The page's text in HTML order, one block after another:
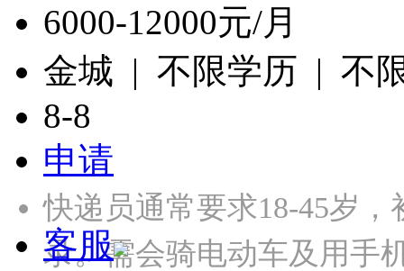
6000-12000元/月
金城 | 不限学历 | 不
8-8
申请
快递员通常要求18-45岁
录‌。需会骑电动车及用
客服